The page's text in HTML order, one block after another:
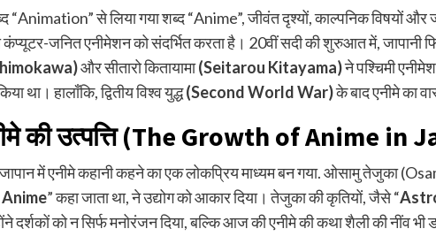
“Animation” से लिया गया शब्द “Anime”, जीवंत दृश्यों, काल्पनिक विषयों और
कंप्यूटर-जनित एनीमेशन को संदर्भित करता है। 20वीं सदी की शुरुआत में, जापानी
और सीतारो कितायामा(Seitarou Kitayama)ने पश्चिमी
था। हालाँकि, द्वितीय विश्व युद्ध(Second World War)के बाद एनीमे का
की उत्पत्ति(The Growth of Anime in
जापान में एनीमे कहानी कहने का एक लोकप्रिय माध्यम बन गया. ओसामु तेजुका
” कहा जाता था, ने उद्योग को आकार दिया। तेजुका की कृतियों, जैसे “
दर्शकों को न सिर्फ मनोरंजन दिया, बल्कि आज की एनीमे की कथा शैली की नींव भी